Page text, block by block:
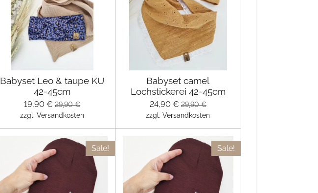
Babyset Leo & taupe KU
42-45cm
19,90 € 29,90 €
zzgl. Versandkosten
Babyset camel
Lochstickerei 42-45cm
24,90 € 29,90 €
zzgl. Versandkosten
Sale! Sale!